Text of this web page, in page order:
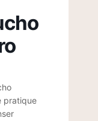
pratique